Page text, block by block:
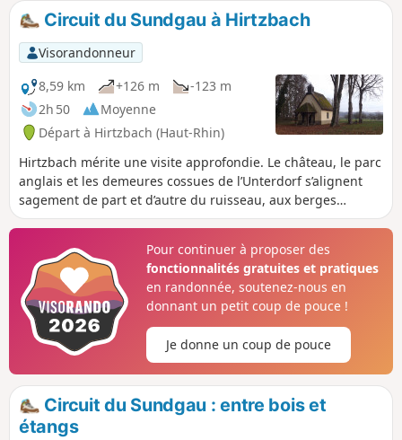
Circuit du Sundgau à Hirtzbach
Visorandonneur
8,59 km
+126 m
-123 m
2h 50
Moyenne
Départ à Hirtzbach (Haut-Rhin)
Hirtzbach mérite une visite approfondie. Le château, le parc
anglais et les demeures cossues de l’Unterdorf s’alignent
sagement de part et d’autre du ruisseau, aux berges
joliment fleuries à la belle saison. En cours de route, une
disparu de Sankt-Glückern et au Landfürstenweyer, l’Etang
des Princes, aux eaux dormantes.
Pour continuer à proposer des
fonctionnalités gratuites et pratiques
en randonnée, soutenez-nous en
donnant un petit coup de pouce !
Je donne un coup de pouce
Circuit du Sundgau : entre bois et
étangs